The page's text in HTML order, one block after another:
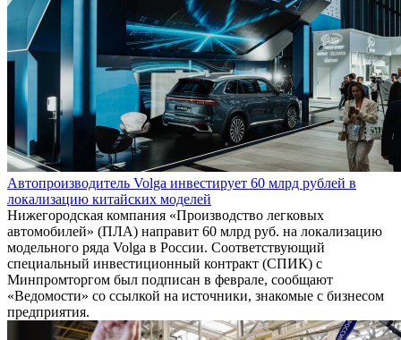
Автопроизводитель Volga инвестирует 60 млрд рублей в
локализацию китайских моделей
Нижегородская компания «Производство легковых
автомобилей» (ПЛА) направит 60 млрд руб. на локализацию
модельного ряда Volga в России. Соответствующий
специальный инвестиционный контракт (СПИК) с
Минпромторгом был подписан в феврале, сообщают
«Ведомости» со ссылкой на источники, знакомые с бизнесом
предприятия.